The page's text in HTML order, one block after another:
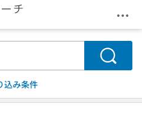
メ
検索
込み条件